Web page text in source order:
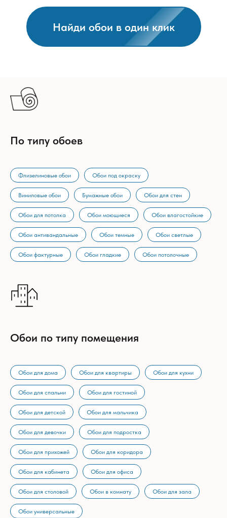
Найди обои в один клик
По типу обоев
Флизелиновые обои Обои под окраску
Виниловые обои Бумажные обои Обои для стен
Обои для потолка Обои моющиеся Обои влагостойкие
Обои антивандальные Обои темные Обои светлые
Обои фактурные Обои гладкие Обои потолочные
Обои по типу помещения
Обои для дома Обои для квартиры Обои для кухни
Обои для спальни Обои для гостиной
Обои для детской Обои для мальчика
Обои для девочки Обои для подростка
Обои для прихожей Обои для коридора
Обои для кабинета Обои для офиса
Обои для столовой Обои в комнату Обои для зала
Обои универсальные